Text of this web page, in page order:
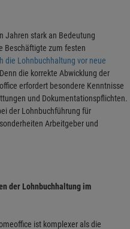
Jahren stark an Bedeutung
Beschäftigte zum festen
die Lohnbuchhaltung vor neue
die korrekte Abwicklung der
erfordert besondere Kenntnisse
und Dokumentationspflichten.
der Lohnbuchführung für
Arbeitgeber und
der Lohnbuchhaltung im
ist komplexer als die